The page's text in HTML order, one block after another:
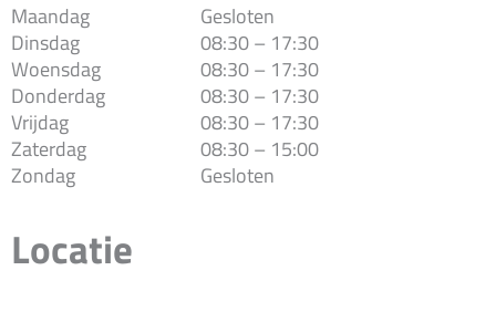
Maandag
Dinsdag
Woensdag
Donderdag
Vrijdag
Zaterdag
Zondag
Gesloten
08:30 – 17:30
08:30 – 17:30
08:30 – 17:30
08:30 – 17:30
08:30 – 15:00
Gesloten
Locatie